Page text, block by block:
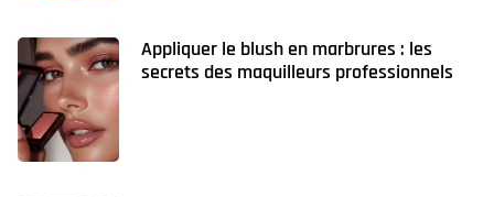
Appliquer le blush en marbrures : les
secrets des maquilleurs professionnels